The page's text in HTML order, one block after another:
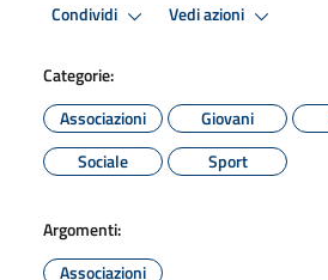
Condividi Vedi azioni
Categorie:
Associazioni
Giovani
Sociale
Sport
Argomenti:
Associazioni